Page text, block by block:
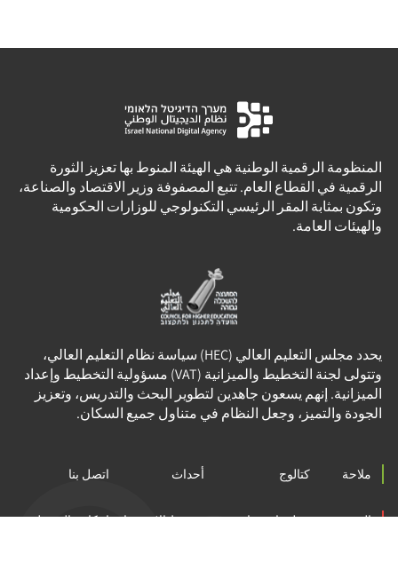
المنظومة الرقمية الوطنية هي الهيئة المنوط بها تعزيز الثورة
الرقمية في القطاع العام. تتبع المصفوفة وزير الاقتصاد والصناعة،
وتكون بمثابة المقر الرئيسي التكنولوجي للوزارات الحكومية
والهيئات العامة.
يحدد مجلس التعليم العالي (HEC) سياسة نظام التعليم العالي،
وتتولى لجنة التخطيط والميزانية (VAT) مسؤولية التخطيط وإعداد
الميزانية. إنهم يسعون جاهدين لتطوير البحث والتدريس، وتعزيز
الجودة والتميز، وجعل النظام في متناول جميع السكان.
ملاحة كتالوج أحداث اتصل بنا
المشروع معلومات عنا شروط الاستخدام إمكانية الوصول